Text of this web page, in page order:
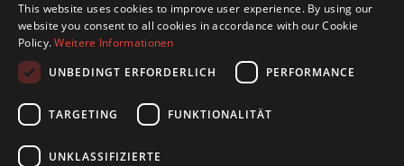
English site
Deutsche Seite
This website uses cookies to improve user experience. By using our
website you consent to all cookies in accordance with our Cookie
Policy.Weitere Informationen
UNBEDINGT ERFORDERLICH
PERFORMANCE
TARGETING FUNKTIONALITÄT
UNKLASSIFIZIERTE